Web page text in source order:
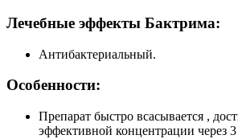
Лечебные эффекты Бактрима:
Антибактериальный.
Особенности:
Препарат быстро всасывается ,
эффективной концентрации через 3